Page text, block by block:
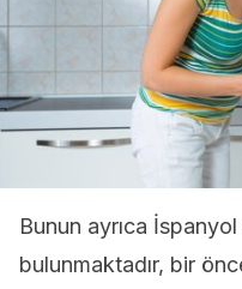
Bunun ayrıca
bulunmaktadır, bir